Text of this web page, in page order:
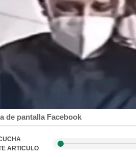
de pantalla Facebook
ARTICULO